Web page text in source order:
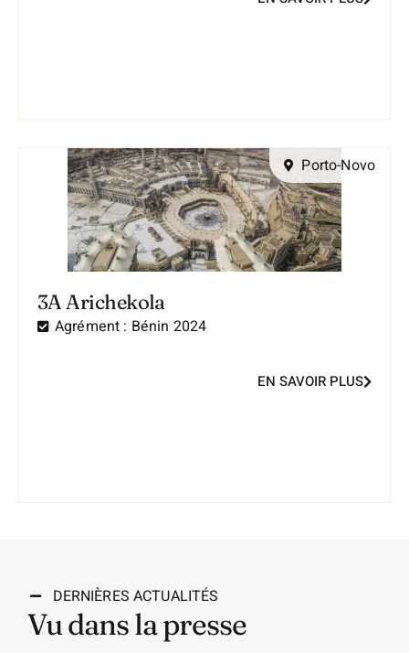
Porto-Novo
3A Arichekola
Agrément : Bénin 2024
EN SAVOIR PLUS
DERNIÈRES ACTUALITÉS
Vu dans la presse